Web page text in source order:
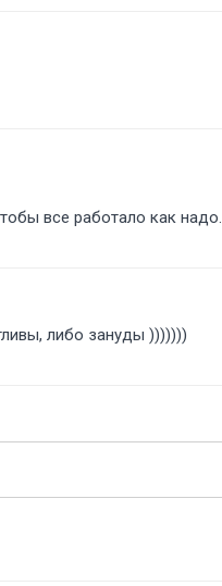
все работало как надо.
либо зануды )))))))